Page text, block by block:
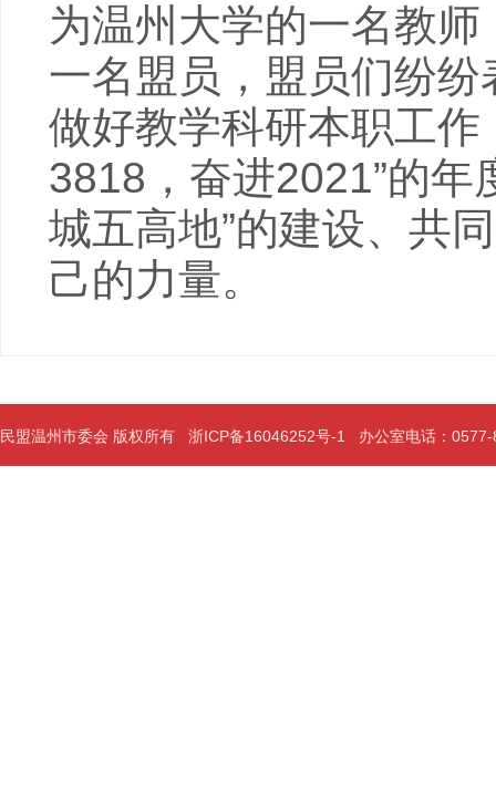
为温州大学的一名教
一名盟员，盟员们纷
做好教学科研本职工作
3818，奋进2021”的年
城五高地”的建设、共
己的力量。
民盟温州市委会 版权所有 浙ICP备16046252号-1 办公室电话：